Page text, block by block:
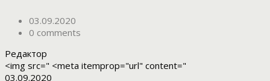
03.09.2020
0 comments
Редактор
<img src=" <meta itemprop="url" content="
03.09.2020